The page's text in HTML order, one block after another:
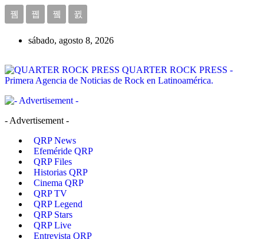
sábado, agosto 8, 2026
QUARTER ROCK PRESS -
Primera Agencia de Noticias de Rock en Latinoamérica.
- Advertisement -
QRP News
Efeméride QRP
QRP Files
Historias QRP
Cinema QRP
QRP TV
QRP Legend
QRP Stars
QRP Live
Entrevista QRP